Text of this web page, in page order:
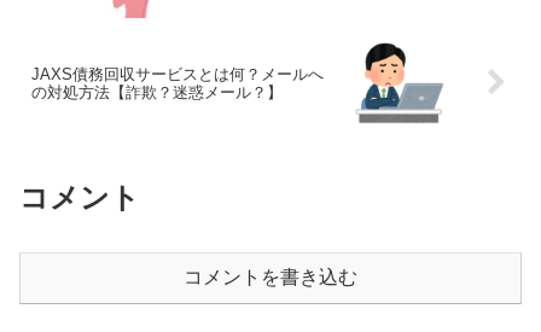
JAXS債務回収サービスとは何？メールへ
の対処方法【詐欺？迷惑メール？】
コメント
コメントを書き込む